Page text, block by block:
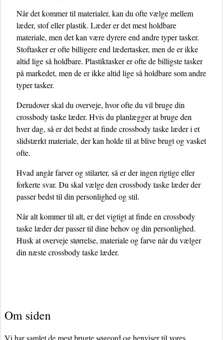
Når det kommer til materialer, kan du ofte vælge mellem
læder, stof eller plastik. Læder er det mest holdbare
materiale, men det kan være dyrere end andre typer tasker.
Stoftasker er ofte billigere end lædertasker, men de er ikke
altid lige så holdbare. Plastiktasker er ofte de billigste tasker
på markedet, men de er ikke altid lige så holdbare som andre
typer tasker.
Derudover skal du overveje, hvor ofte du vil bruge din
crossbody taske læder. Hvis du planlægger at bruge den
hver dag, så er det bedst at finde crossbody taske læder i et
slidstærkt materiale, der kan holde til at blive brugt og vasket
ofte.
Hvad angår farver og stilarter, så er der ingen rigtige eller
forkerte svar. Du skal vælge den crossbody taske læder der
passer bedst til din personlighed og stil.
Når alt kommer til alt, er det vigtigt at finde en crossbody
taske læder der passer til dine behov og din personlighed.
Husk at overveje størrelse, materiale og farve når du vælger
din næste crossbody taske læder.
Om siden
Vi har samlet de mest brugte søgeord og henviser til vores